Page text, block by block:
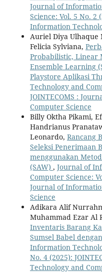
Journal of
Science: Vol. 5 No. 2
Information
Auriel Diya Ulhaque
Felicia Sylviana,
Probabilistic, Linear
Ensemble Learning
Playstore Aplikasi
Technology and
JOINTECOMS :
Computer Science
Billy Oktha Pikami,
Handrianus
Leonardo, Rancang
Seleksi Penerimaan
menggunakan
(SAW) , Journal of
Computer Science:
Journal of
Science
Adikara Alif
Muhammad Ezar Al
Inventaris Barang
Sumsel Babel
Information
No. 4 (2025):
Technology and